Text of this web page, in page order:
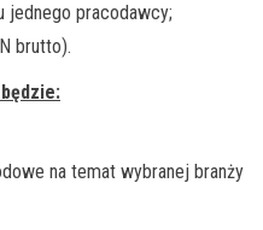
jednego pracodawcy;
brutto).
na temat wybranej branży